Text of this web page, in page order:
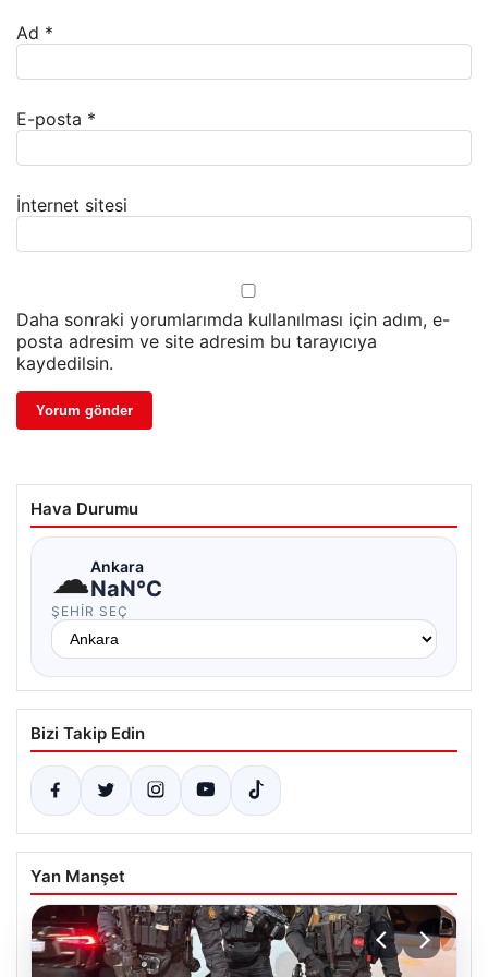
Ad *
E-posta *
İnternet sitesi
Daha sonraki yorumlarımda kullanılması için adım, e-
posta adresim ve site adresim bu tarayıcıya
kaydedilsin.
Hava Durumu
☁Ankara
NaN°C
ŞEHIR SEÇ
Bizi Takip Edin
Yan Manşet